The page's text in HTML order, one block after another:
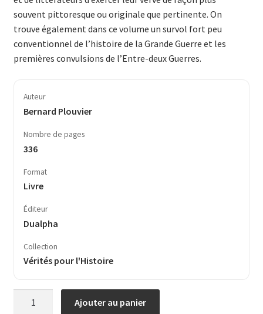
souvent pittoresque ou originale que pertinente. On
trouve également dans ce volume un survol fort peu
conventionnel de l’histoire de la Grande Guerre et les
premières convulsions de l’Entre-deux Guerres.
Auteur
Bernard Plouvier
Nombre de pages
336
Format
Livre
Éditeur
Dualpha
Collection
Vérités pour l'Histoire
Ajouter au panier